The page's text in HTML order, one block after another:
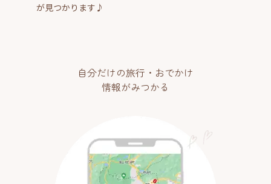
が見つかります♪
自分だけの旅行・おでかけ
情報がみつかる